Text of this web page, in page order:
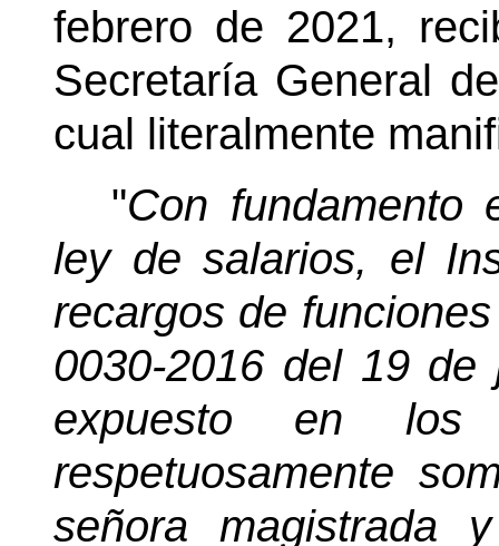
febrero de 2021,
Secretaría General
cual literalmente
"Con fundamento
ley de salarios, el
recargos de
0030-2016 del 19
expuesto en
respetuosamente
señora magistrada